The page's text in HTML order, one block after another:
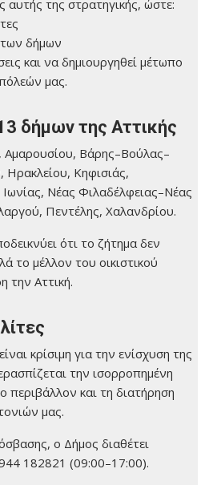
αυτής της στρατηγικής, ώστε:
δήμων
και να δημιουργηθεί μέτωπο
μας.
δήμων της Αττικής
Αμαρουσίου, Βάρης–Βούλας–
Ηρακλείου, Κηφισιάς,
Νέας Φιλαδέλφειας–Νέας
Πεντέλης, Χαλανδρίου.
ότι το ζήτημα δεν
το μέλλον του οικιστικού
την Αττική.
κρίσιμη για την ενίσχυση της
την ισορροπημένη
και τη διατήρηση
μας.
ο Δήμος διαθέτει
182821 (09:00–17:00).